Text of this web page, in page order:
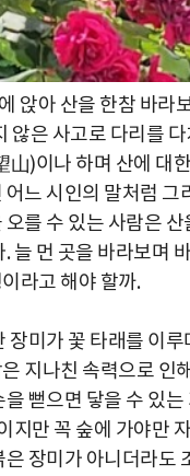
아 산을 한참 바라
않은 사고로 다리를
)이나 하며 산에 대
느 시인의 말처럼
를 수 있는 사람은
먼 곳을 바라보며
라고 해야 할까.
미가 꽃 타래를 이
지나친 속력으로 인
뻗으면 닿을 수 있
만 꼭 숲에 가야만
장미가 아니더라도